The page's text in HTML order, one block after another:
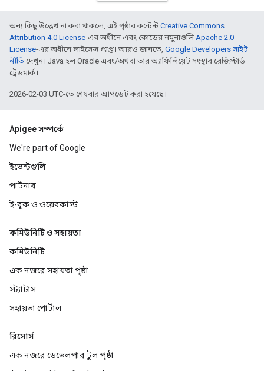
অন্য কিছু উল্লেখ না করা থাকলে, এই পৃষ্ঠার কন্টেন্ট Creative Commons
Attribution 4.0 License-এর অধীনে এবং কোডের নমুনাগুলিApache 2.0
License-এর অধীনে লাইসেন্স প্রাপ্ত। আরও জানতে, Google Developers সাইট
নীতি দেখুন। Java হল Oracle এবং/অথবা তার অ্যাফিলিয়েট সংস্থার রেজিস্টার্ড
ট্রেডমার্ক।
2026-02-03 UTC-তে শেষবার আপডেট করা হয়েছে।
Apigee সম্পর্কে
We're part of Google
ইভেন্টগুলি
পার্টনার
ই-বুক ও ওয়েবকাস্ট
কমিউনিটি ও সহায়তা
কমিউনিটি
এক নজরে সহায়তা পৃষ্ঠা
স্ট্যাটাস
সহায়তা পোর্টাল
রিসোর্স
এক নজরে ডেভেলপার টুল পৃষ্ঠা